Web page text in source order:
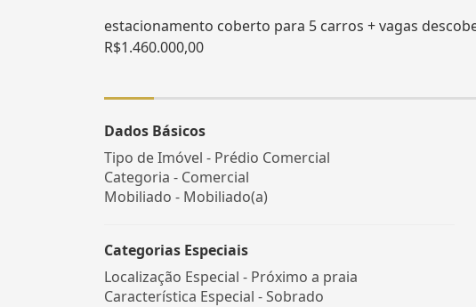
estacionamento coberto para 5 carros + vagas
R$1.460.000,00
Dados Básicos
Tipo de Imóvel - Prédio Comercial
Categoria - Comercial
Mobiliado - Mobiliado(a)
Categorias Especiais
Localização Especial - Próximo a praia
Característica Especial - Sobrado